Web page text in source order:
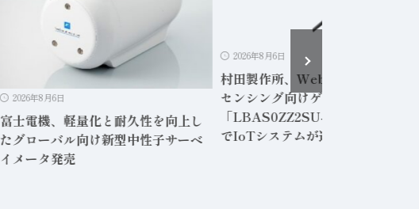
2026年8月6日
富士電機、軽量化と耐久性を向上し
たグローバル向け新型中性子サーベ
イメータ発売
2026年8月6日
村田製作所、Webアプリ内蔵の無
センシング向けゲートウェイ
「LBAS0ZZ2SU-001」専用PC
でIoTシステムが運用可能に